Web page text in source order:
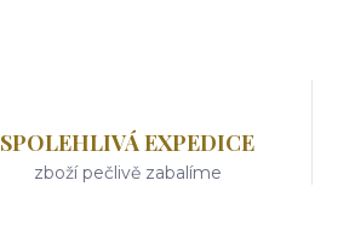
SPOLEHLIVÁ EXPEDICE
zboží pečlivě zabalíme